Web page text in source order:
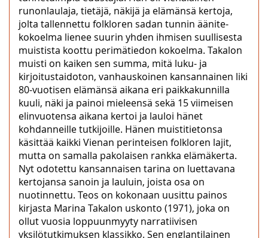
runonlaulaja, tietäjä, näkijä ja elämänsä kertoja,
jolta tallennettu folkloren sadan tunnin äänite-
kokoelma lienee suurin yhden ihmisen suullisesta
muistista koottu perimätiedon kokoelma. Takalon
muisti on kaiken sen summa, mitä luku- ja
kirjoitustaidoton, vanhauskoinen kansannainen liki
80-vuotisen elämänsä aikana eri paikkakunnilla
kuuli, näki ja painoi mieleensä sekä 15 viimeisen
elinvuotensa aikana kertoi ja lauloi hänet
kohdanneille tutkijoille. Hänen muistitietonsa
käsittää kaikki Vienan perinteisen folkloren lajit,
mutta on samalla pakolaisen rankka elämäkerta.
Nyt odotettu kansannaisen tarina on luettavana
kertojansa sanoin ja lauluin, joista osa on
nuotinnettu. Teos on kokonaan uusittu painos
kirjasta Marina Takalon uskonto (1971), joka on
ollut vuosia loppuunmyyty narratiivisen
yksilötutkimuksen klassikko. Sen englantilainen